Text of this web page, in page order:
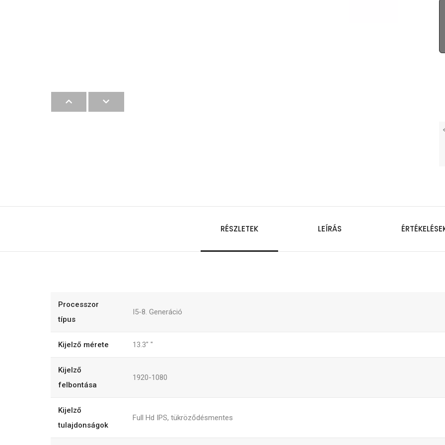
RÉSZLETEK LEÍRÁS
Processzor
típus
I5-8. Generáció
Kijelző mérete 13.3" "
Kijelző
felbontása
1920-1080
Kijelző
tulajdonságok
Full Hd IPS, tükröződésmentes